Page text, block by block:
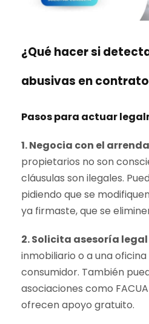
¿Qué hacer si
abusivas en
Pasos para actuar
1. Negocia con el
propietarios no son
cláusulas son ilegales.
pidiendo que se
ya firmaste, que se
2. Solicita asesoría legal
inmobiliario o a una
consumidor. También
asociaciones como
ofrecen apoyo gratuito.